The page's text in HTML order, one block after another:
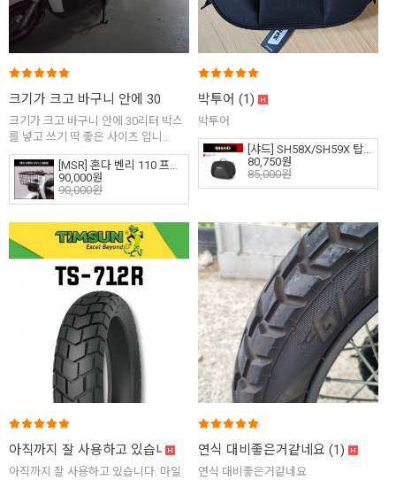
크기가 크고 바구니 안에 30리터 박스를 넣고 쓰기 딱...
크기가 크고 바구니 안에 30리터 박스
를 넣고 쓰기 딱 좋은 사이즈 입니...
[MSR] 혼다 벤리 110 프론트 바구니 대용량 구형(15년 이전)
90,000원
90,000원
박투어 (1)
박투어
[샤드] SH58X/SH59X 탑 케이스 이너백/확장가능 IB59 (X0IB59)
80,750원
85,000원
아직까지 잘 사용하고 있습니다. 마일리지가 얼마나 나올... (1)
아직까지 잘 사용하고 있습니다. 마일
연식 대비좋은거같네요 (1)
연식 대비좋은거같네요